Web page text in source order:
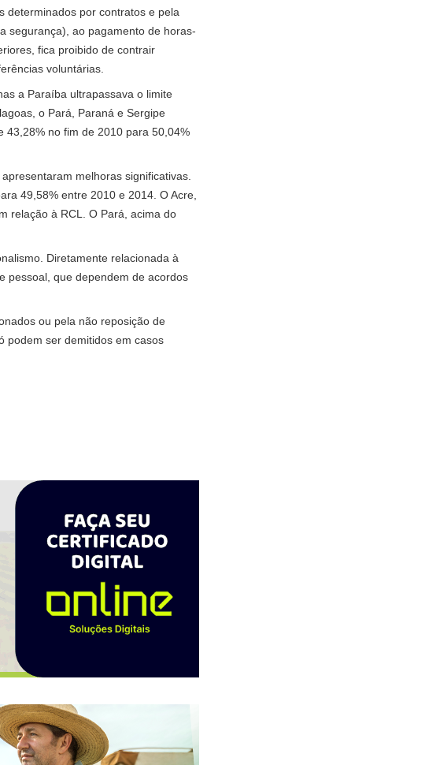
determinados por contratos e pela
segurança), ao pagamento de horas-
fica proibido de contrair
voluntárias.
a Paraíba ultrapassava o limite
o Pará, Paraná e Sergipe
43,28% no fim de 2010 para 50,04%
melhoras significativas.
49,58% entre 2010 e 2014. O Acre,
relação à RCL. O Pará, acima do
Diretamente relacionada à
pessoal, que dependem de acordos
ou pela não reposição de
podem ser demitidos em casos